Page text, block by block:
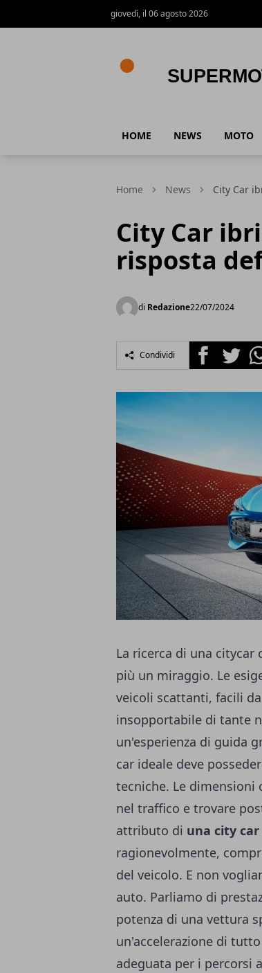
giovedì, il 06 agosto 2026
HOME NEWS MOTO
Home News City Car
City Car
risposta
di Redazione22/07/2024
Condividi FacebookTwitter
La ricerca di una
più un miraggio. Le
veicoli scattanti, facili
insopportabile di tante
un'esperienza di guida
car ideale deve
tecniche. Le
nel traffico e trovare
attributo di una city
ragionevolmente,
del veicolo. E non
auto. Parliamo di
potenza di una vettura
un'accelerazione di
adeguata per i percorsi